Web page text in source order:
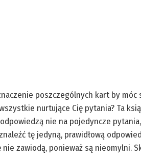
poszczególnych kart by
nurtujące Cię pytania? Ta
nie na pojedyncze
tę jedyną, prawidłową
zawiodą, ponieważ są nieomylni.